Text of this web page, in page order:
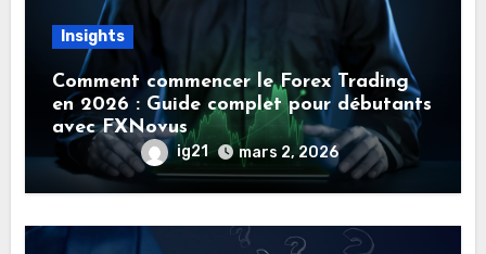
Insights
Comment commencer le Forex Trading
en 2026 : Guide complet pour débutants
avec FXNovus
ig21 mars 2, 2026